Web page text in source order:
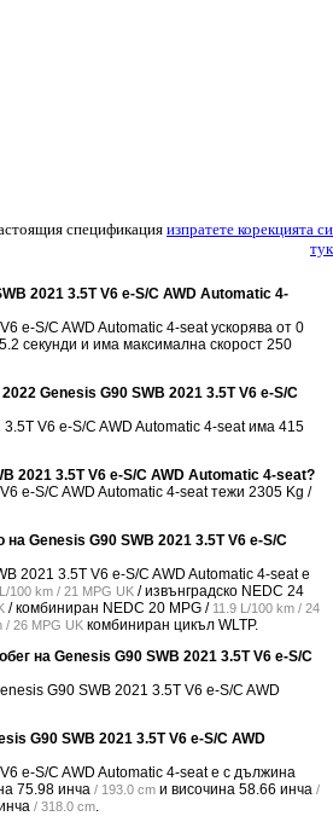
спецификация изпратете корекцията си
тук
2021 3.5T V6 e-S/C AWD Automatic 4-
e-S/C AWD Automatic 4-seat ускорява от 0
секунди и има максимална скорост 250
Genesis G90 SWB 2021 3.5T V6 e-S/C
V6 e-S/C AWD Automatic 4-seat има 415
2021 3.5T V6 e-S/C AWD Automatic 4-seat?
e-S/C AWD Automatic 4-seat тежи 2305 Kg /
Genesis G90 SWB 2021 3.5T V6 e-S/C
2021 3.5T V6 e-S/C AWD Automatic 4-seat е
100 km / 21 MPG UK / извънградско NEDC 24
/ комбиниран NEDC 20 MPG / 11.9 L/100 km / 24
/ 26 MPG UK комбиниран цикъл WLTP.
на Genesis G90 SWB 2021 3.5T V6 e-S/C
G90 SWB 2021 3.5T V6 e-S/C AWD
G90 SWB 2021 3.5T V6 e-S/C AWD
e-S/C AWD Automatic 4-seat е с дължина
75.98 инча / 193.0 cm и височина 58.66 инча /
/ 318.0 cm